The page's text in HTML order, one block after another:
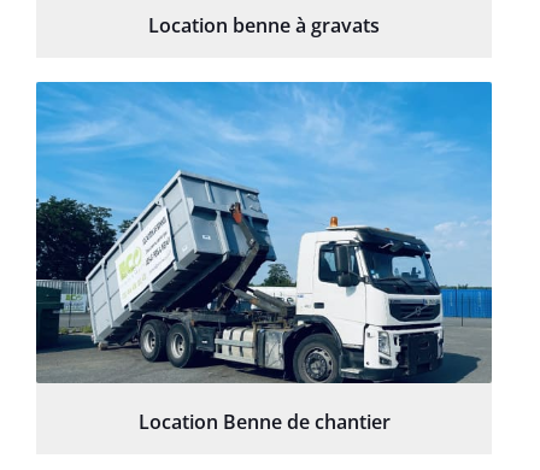
Location benne à gravats
Location Benne de chantier